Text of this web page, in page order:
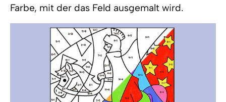
Farbe, mit der das Feld ausgemalt wird.